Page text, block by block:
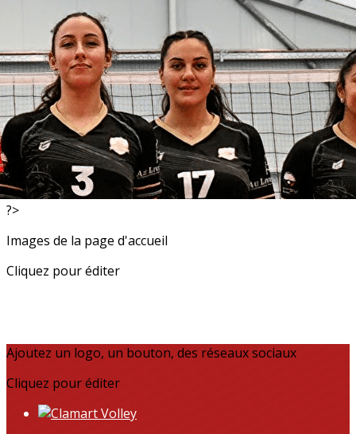
Exporter les lignes sélectionnées
Exporter toutes les colonnes
Exporter uniquement les colonnes affichées
Menu
<
Resultats
Actualités
?>
Images de la page d'accueil
Cliquez pour éditer
Ajoutez un logo, un bouton, des réseaux sociaux
Cliquez pour éditer